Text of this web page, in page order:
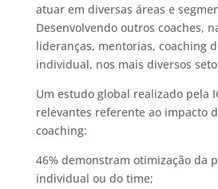
atuar em diversas áreas e
Desenvolvendo outros coaches,
lideranças, mentorias, coaching
individual, nos mais diversos
Um estudo global realizado pela
relevantes referente ao impacto
coaching:
46% demonstram otimização da
individual ou do time;